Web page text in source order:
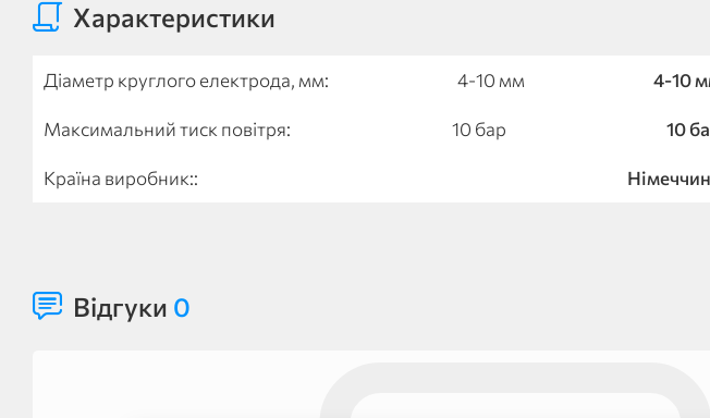
Характеристики
Діаметр круглого електрода, мм: 4-10 мм 4-10
Максимальний тиск повітря: 10 бар 10
Країна виробник::
Відгуки 0